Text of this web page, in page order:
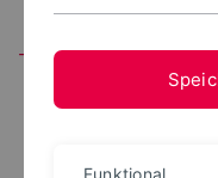
Team
Funktional